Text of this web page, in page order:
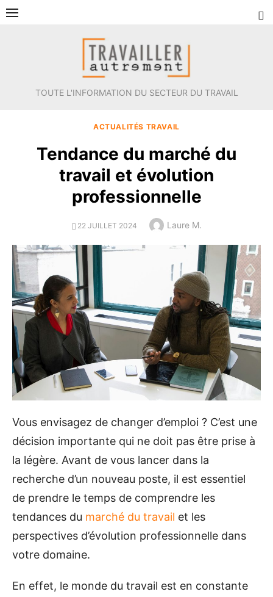
Aller
TOUTE L'INFORMATION DU SECTEUR DU TRAVAIL
ACTUALITÉS TRAVAIL
Tendance du marché du
travail et évolution
professionnelle
POSTED
22 JUILLET 2024 Author
Laure M.
Vous envisagez de changer d’emploi ? C’est une
décision importante qui ne doit pas être prise à
la légère. Avant de vous lancer dans la
recherche d’un nouveau poste, il est essentiel
de prendre le temps de comprendre les
tendances du marché du travail et les
perspectives d’évolution professionnelle dans
votre domaine.
En effet, le monde du travail est en constante